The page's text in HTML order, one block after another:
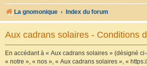
La gnomonique Index du forum
Aux cadrans solaires - Conditions
En accédant à « Aux cadrans solaires » (désigné
« notre », « nos », « Aux cadrans solaires », «